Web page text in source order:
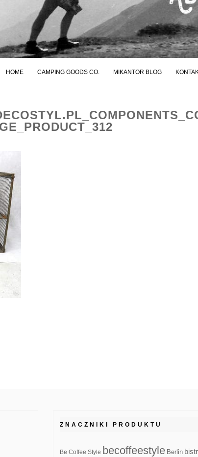
HOME CAMPING GOODS CO. MIKANTOR BLOG
ZNACZNIKI PRODUKTU
Be Coffee Style becoffeestyle Berlin